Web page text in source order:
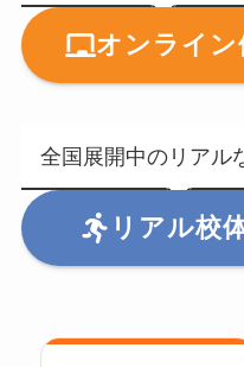
オンライン
全国展開中のリアル
リアル校